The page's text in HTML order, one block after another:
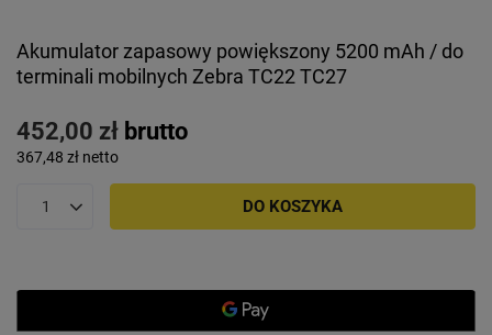
Akumulator zapasowy powiększony 5200 mAh / do
terminali mobilnych Zebra TC22 TC27
452,00 zł brutto
367,48 zł netto
DO KOSZYKA